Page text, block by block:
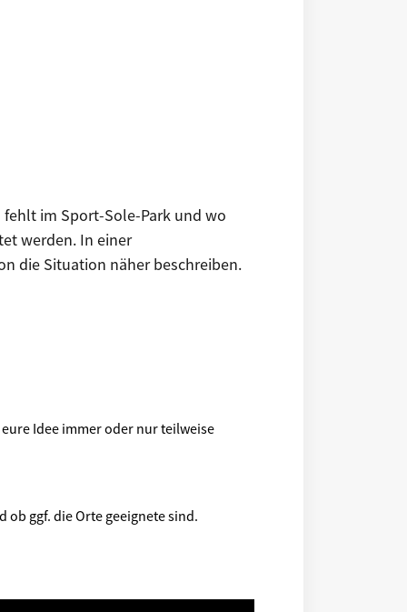
im Sport-Sole-Park und wo
werden. In einer
die Situation näher beschreiben.
Idee immer oder nur teilweise
ob ggf. die Orte geeignete sind.